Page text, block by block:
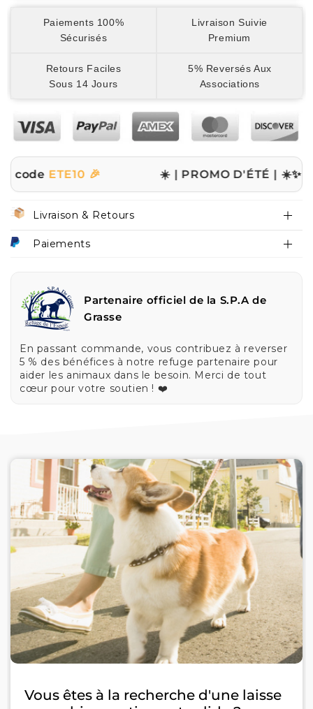
Paiements 100%
Sécurisés
Livraison Suivie
Premium
Retours Faciles
Sous 14 Jours
5% Reversés Aux
Associations
ETE10 🎉 ☀️ | PROMO D'ÉTÉ | ☀️✨ -10%
Livraison & Retours
Paiements
Partenaire officiel de la S.P.A de
Grasse
En passant commande, vous contribuez à reverser
5 % des bénéfices à notre refuge partenaire pour
aider les animaux dans le besoin. Merci de tout
cœur pour votre soutien ! ❤️
Vous êtes à la recherche d'une laisse